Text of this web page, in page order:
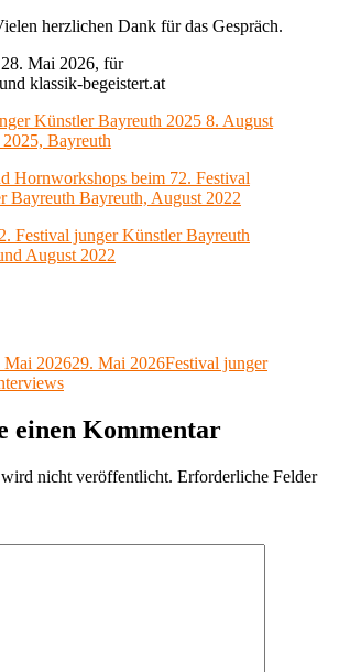
herzlichen Dank für das Gespräch.
Mai 2026, für
klassik-begeistert.at
Künstler Bayreuth 2025 8. August
Bayreuth
Hornworkshops beim 72. Festival
Bayreuth Bayreuth, August 2022
Festival junger Künstler Bayreuth
August 2022
Mai 202629. Mai 2026Kategorien
Festival junger
einen Kommentar
nicht veröffentlicht. Erforderliche Felder